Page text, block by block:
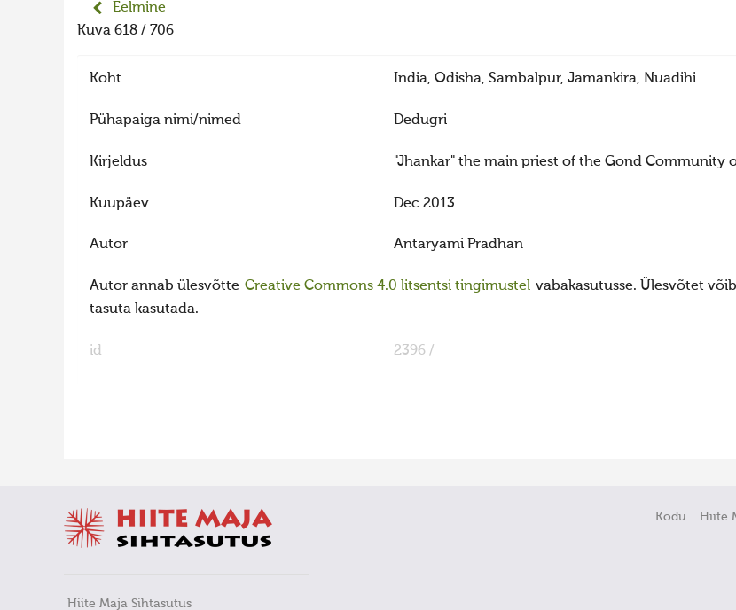
Eelmine
Kuva 618 / 706
Koht India, Odisha, Sambalpur, Jamankira, Nuadihi
Pühapaiga nimi/nimed Dedugri
Kirjeldus "Jhankar" the main priest of the Gond Community
Kuupäev Dec 2013
Autor Antaryami Pradhan
Autor annab ülesvõtte Creative Commons 4.0 litsentsi tingimustel vabakasutusse. Ülesvõtet
tasuta kasutada.
id 2396 /
Hiite Maja Sihtasutus
Kodu Hiite